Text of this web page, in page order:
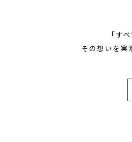
「す
その想いを実